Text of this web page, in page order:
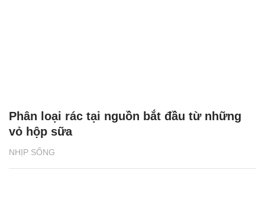
NHỊP SỐNG
Phân loại rác tại nguồn bắt đầu từ những
vỏ hộp sữa